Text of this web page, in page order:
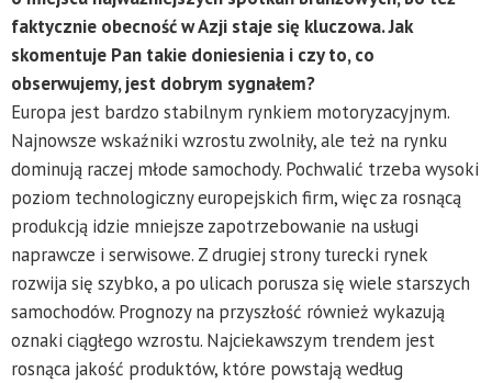
faktycznie obecność w Azji staje się kluczowa. Jak
skomentuje Pan takie doniesienia i czy to, co
obserwujemy, jest dobrym sygnałem?
Europa jest bardzo stabilnym rynkiem motoryzacyjnym.
Najnowsze wskaźniki wzrostu zwolniły, ale też na rynku
dominują raczej młode samochody. Pochwalić trzeba wysoki
poziom technologiczny europejskich firm, więc za rosnącą
produkcją idzie mniejsze zapotrzebowanie na usługi
naprawcze i serwisowe. Z drugiej strony turecki rynek
rozwija się szybko, a po ulicach porusza się wiele starszych
samochodów. Prognozy na przyszłość również wykazują
oznaki ciągłego wzrostu. Najciekawszym trendem jest
rosnąca jakość produktów, które powstają według